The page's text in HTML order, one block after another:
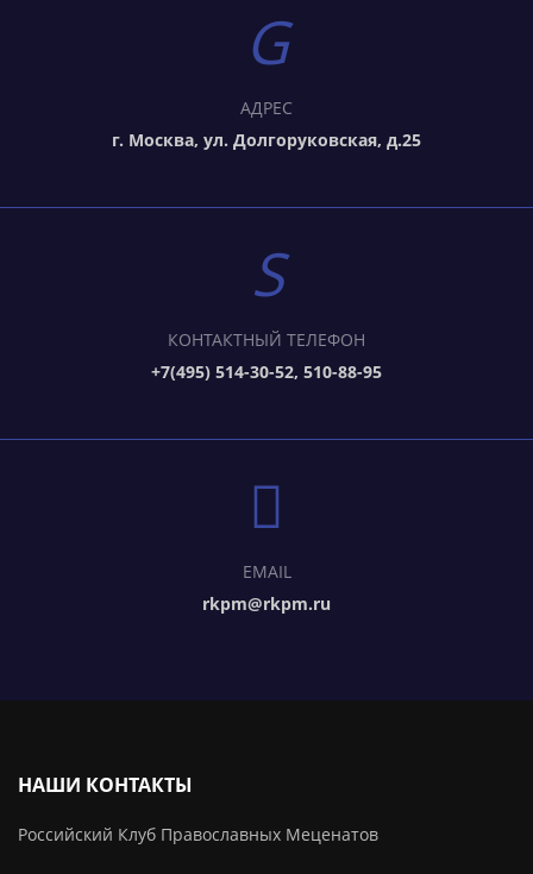
АДРЕС
г. Москва, ул. Долгоруковская, д.25
КОНТАКТНЫЙ ТЕЛЕФОН
+7(495) 514-30-52, 510-88-95
EMAIL
rkpm@rkpm.ru
НАШИ КОНТАКТЫ
Российский Клуб Православных Меценатов